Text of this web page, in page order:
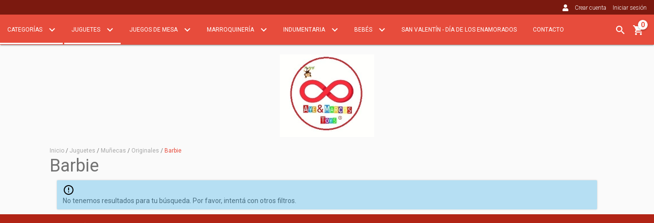
Crear cuenta Iniciar sesión
CATEGORÍAS JUGUETES JUEGOS DE MESA MARROQUINERÍA INDUMENTARIA BEBÉS SAN VALENTÍN - DÍA DE LOS ENAMORADOS CONTACTO
0
Inicio / Juguetes / Muñecas / Originales / Barbie
Barbie
No tenemos resultados para tu búsqueda. Por favor, intentá con otros filtros.